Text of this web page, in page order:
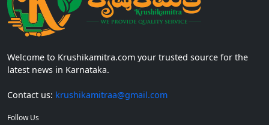
Welcome to Krushikamitra.com your trusted source for the
latest news in Karnataka.
Contact us: krushikamitraa@gmail.com
Follow Us